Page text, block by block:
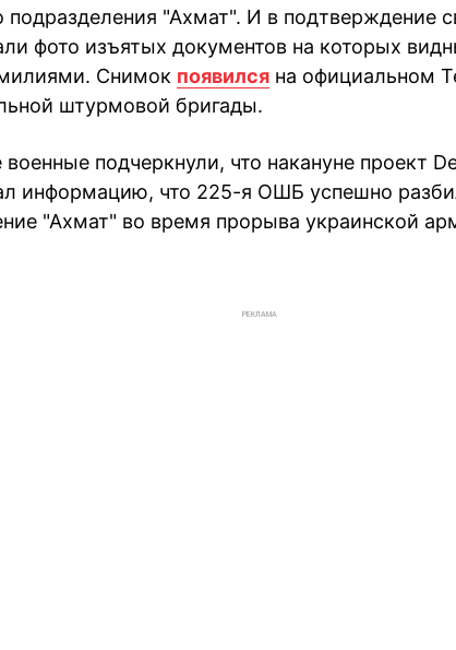
подразделения "Ахмат". И в подтверждение
фото изъятых документов на которых
Снимок появился на официальном
штурмовой бригады.
военные подчеркнули, что накануне проект
информацию, что 225-я ОШБ успешно
"Ахмат" во время прорыва украинской
РЕКЛАМА